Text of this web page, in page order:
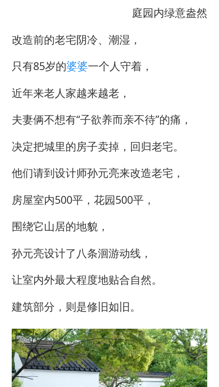
庭园内绿意盎然
改造前的老宅阴冷、潮湿，
只有85岁的婆婆一个人守着，
近年来老人家越来越老，
夫妻俩不想有“子欲养而亲不待”的痛，
决定把城里的房子卖掉，回归老宅。
他们请到设计师孙元亮来改造老宅，
房屋室内500平，花园500平，
围绕它山居的地貌，
孙元亮设计了八条洄游动线，
让室内外最大程度地贴合自然。
建筑部分，则是修旧如旧。